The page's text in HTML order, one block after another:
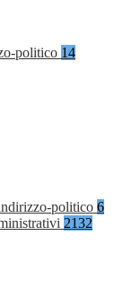
politico 14
politico 6
2132